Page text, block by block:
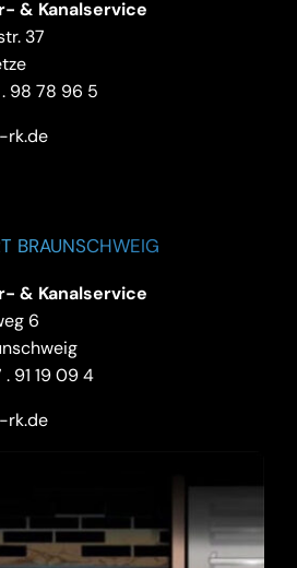
& Kanalservice
37
98 78 96 5
rk.de
BRAUNSCHWEIG
& Kanalservice
6
91 19 09 4
rk.de